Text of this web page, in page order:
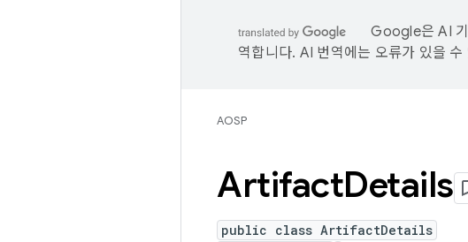
Google은 AI
역합니다. AI 번역에는 오류가 있을 수
AOSP
ArtifactDetails
public class ArtifactDetails